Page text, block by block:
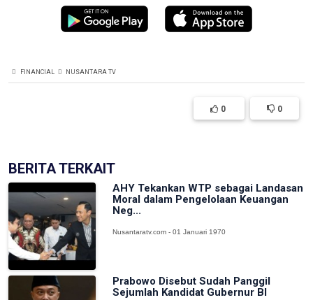
FINANCIAL NUSANTARA TV
0 0
BERITA TERKAIT
AHY Tekankan WTP sebagai Landasan
Moral dalam Pengelolaan Keuangan
Neg...
Nusantaratv.com - 01 Januari 1970
Prabowo Disebut Sudah Panggil
Sejumlah Kandidat Gubernur BI